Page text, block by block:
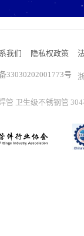
我们 隐私权政策
33030202001773号
管 卫生级不锈钢管